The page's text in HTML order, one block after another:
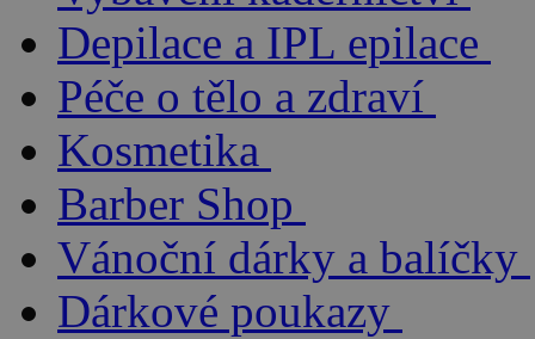
Depilace a IPL epilace
Péče o tělo a zdraví
Kosmetika
Barber Shop
Vánoční dárky a balíčky
Dárkové poukazy